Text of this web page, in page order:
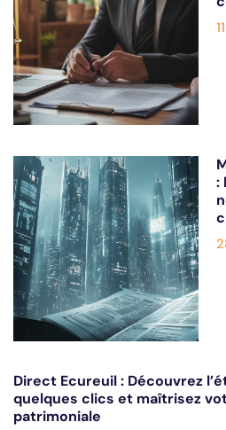
:
Direct Ecureuil : Découvrez
quelques clics et maîtrisez
patrimoniale